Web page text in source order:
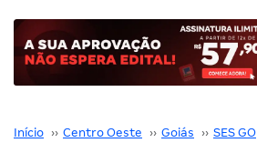
Início ›› Centro Oeste ›› Goiás ›› SES GO